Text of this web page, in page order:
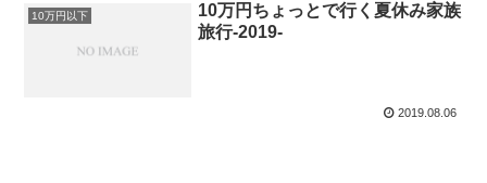
10万円以下
10万円ちょっとで行く夏休み家族
旅行-2019-
2019.08.06